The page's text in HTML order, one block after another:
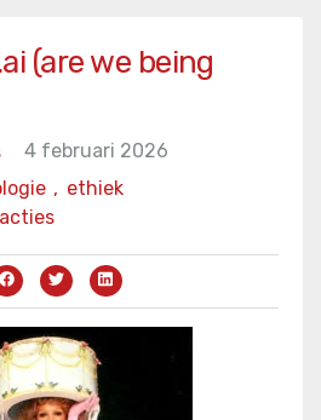
(are we being
4 februari 2026
ethiek
,